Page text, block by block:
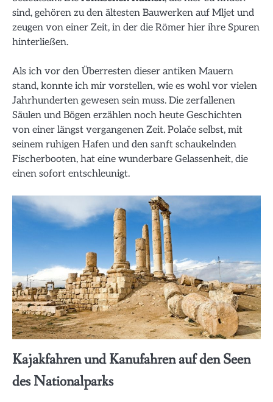
sind, gehören zu den ältesten Bauwerken auf Mljet und
zeugen von einer Zeit, in der die Römer hier ihre Spuren
hinterließen.
Als ich vor den Überresten dieser antiken Mauern
stand, konnte ich mir vorstellen, wie es wohl vor vielen
Jahrhunderten gewesen sein muss. Die zerfallenen
Säulen und Bögen erzählen noch heute Geschichten
von einer längst vergangenen Zeit. Polače selbst, mit
seinem ruhigen Hafen und den sanft schaukelnden
Fischerbooten, hat eine wunderbare Gelassenheit, die
einen sofort entschleunigt.
Kajakfahren und Kanufahren auf den Seen
des Nationalparks